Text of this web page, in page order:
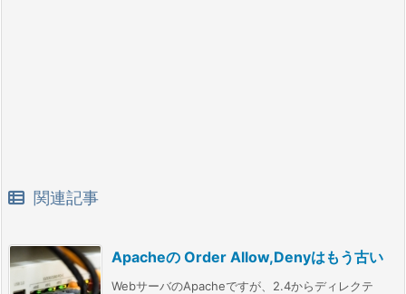
関連記事
Apacheの Order Allow,Denyはもう古い
WebサーバのApacheですが、2.4からディレクテ